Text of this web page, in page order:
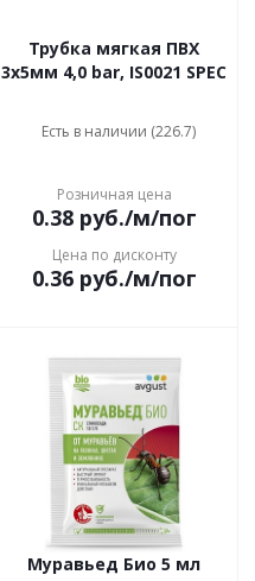
Трубка мягкая ПВХ
3х5мм 4,0 bar, IS0021 SPEC
Есть в наличии (226.7)
Розничная цена
0.38руб./м/пог
Цена по дисконту
0.36руб./м/пог
Муравьед Био 5 мл